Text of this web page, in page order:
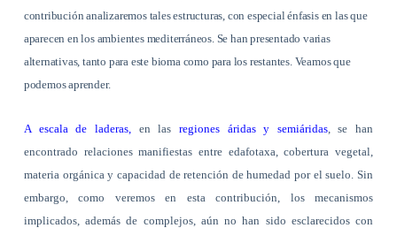
contribución analizaremos tales estructuras, con especial énfasis en las que
aparecen en los ambientes mediterráneos. Se han presentado varias
alternativas, tanto para este bioma como para los restantes. Veamos que
podemos aprender.
A escala de laderas, en las regiones áridas y semiáridas, se han
encontrado relaciones manifiestas entre edafotaxa, cobertura vegetal,
materia orgánica y capacidad de retención de humedad por el suelo. Sin
embargo, como veremos en esta contribución, los mecanismos
implicados, además de complejos, aún no han sido esclarecidos con